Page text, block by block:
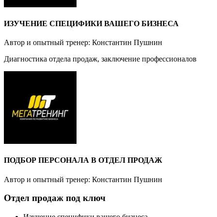
ИЗУЧЕНИЕ СПЕЦИФИКИ ВАШЕГО БИЗНЕСА
Автор и опытный тренер: Константин Пушнин
Диагностика отдела продаж, заключение профессионалов
ПОДБОР ПЕРСОНАЛА В ОТДЕЛ ПРОДАЖ
Автор и опытный тренер: Константин Пушнин
Отдел продаж под ключ